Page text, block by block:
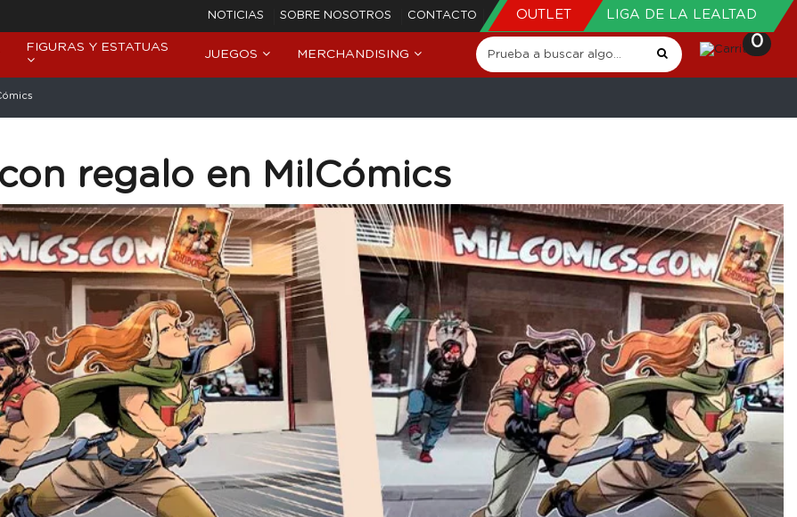
NOTICIAS SOBRE NOSOTROS CONTACTO OUTLET LIGA DE LA LEALTAD
FIGURAS Y ESTATUAS
JUEGOS MERCHANDISING
0
regalo en MilCómics